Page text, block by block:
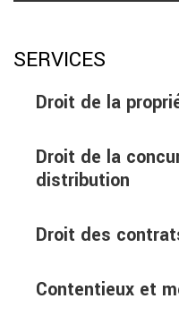
SERVICES
Droit de la
Droit de la
distribution
Droit des
Contentieux et